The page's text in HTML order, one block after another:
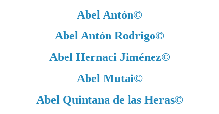
Abel Antón©
Abel Antón Rodrigo©
Abel Hernaci Jiménez©
Abel Mutai©
Abel Quintana de las Heras©